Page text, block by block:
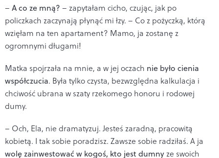
– A co ze mną? – zapytałam cicho, czując, jak po
policzkach zaczynają płynąć mi łzy. – Co z pożyczką, którą
wzięłam na ten apartament? Mamo, ja zostanę z
ogromnymi długami!
Matka spojrzała na mnie, a w jej oczach nie było cienia
współczucia. Była tylko czysta, bezwzględna kalkulacja i
chciwość ubrana w szaty rzekomego honoru i rodowej
dumy.
– Och, Ela, nie dramatyzuj. Jesteś zaradną, pracowitą
kobietą. I tak sobie poradzisz. Zawsze sobie radziłaś. A ja
wolę zainwestować w kogoś, kto jest dumnyze swoich